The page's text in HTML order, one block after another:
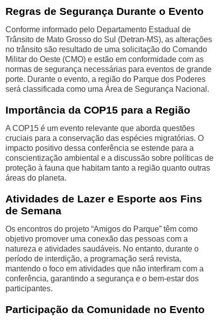
Regras de Segurança Durante o Evento
Conforme informado pelo Departamento Estadual de
Trânsito de Mato Grosso do Sul (Detran-MS), as alterações
no trânsito são resultado de uma solicitação do Comando
Militar do Oeste (CMO) e estão em conformidade com as
normas de segurança necessárias para eventos de grande
porte. Durante o evento, a região do Parque dos Poderes
será classificada como uma Área de Segurança Nacional.
Importância da COP15 para a Região
A COP15 é um evento relevante que aborda questões
cruciais para a conservação das espécies migratórias. O
impacto positivo dessa conferência se estende para a
conscientização ambiental e a discussão sobre políticas de
proteção à fauna que habitam tanto a região quanto outras
áreas do planeta.
Atividades de Lazer e Esporte aos Fins
de Semana
Os encontros do projeto “Amigos do Parque” têm como
objetivo promover uma conexão das pessoas com a
natureza e atividades saudáveis. No entanto, durante o
período de interdição, a programação será revista,
mantendo o foco em atividades que não interfiram com a
conferência, garantindo a segurança e o bem-estar dos
participantes.
Participação da Comunidade no Evento